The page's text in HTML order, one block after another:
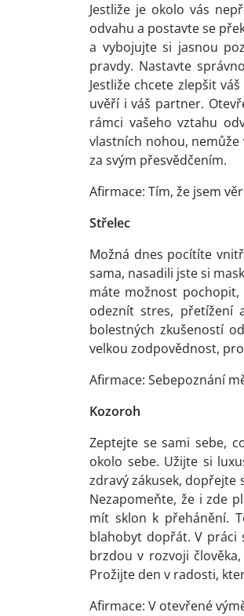
Jestliže je okolo vás
odvahu a postavte se
a vybojujte si jasnou
pravdy. Nastavte
Jestliže chcete zlepšit
uvěří i váš partner.
rámci vašeho vztahu
vlastních nohou,
za svým přesvědčením.
Afirmace: Tím, že jsem
Střelec
Možná dnes pocítíte
sama, nasadili jste si
máte možnost
odeznít stres, přetížení
bolestných zkušeností
velkou zodpovědnost,
Afirmace: Sebepoznání
Kozoroh
Zeptejte se sami sebe,
okolo sebe. Užijte si
zdravý zákusek, dopřejte
Nezapomeňte, že i zde
mít sklon k přehánění.
blahobyt dopřát. V
brzdou v rozvoji
Prožijte den v radosti,
Afirmace: V otevřené